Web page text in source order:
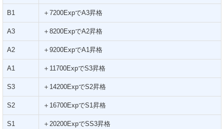
B1 ＋7200ExpでA3昇格
A3 ＋8200ExpでA2昇格
A2 ＋9200ExpでA1昇格
A1 ＋11700ExpでS3昇格
S3 ＋14200ExpでS2昇格
S2 ＋16700ExpでS1昇格
S1 ＋20200ExpでSS3昇格